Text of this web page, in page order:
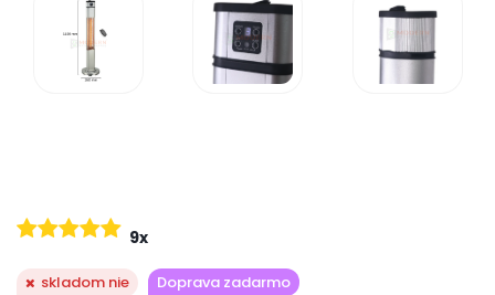
skladom nie Doprava zadarmo
9x